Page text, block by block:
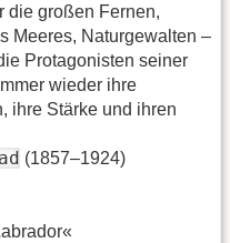
die großen Fernen,
Meeres, Naturgewalten –
Protagonisten seiner
wieder ihre
ihre Stärke und ihren
(1857–1924)